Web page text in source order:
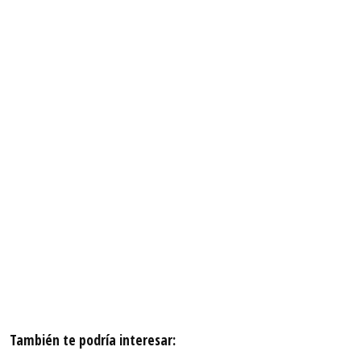
También te podría interesar: